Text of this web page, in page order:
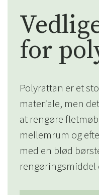
for
Polyrattan er et
materiale, men
at rengøre
mellemrum og
med en blød
rengøringsmiddel